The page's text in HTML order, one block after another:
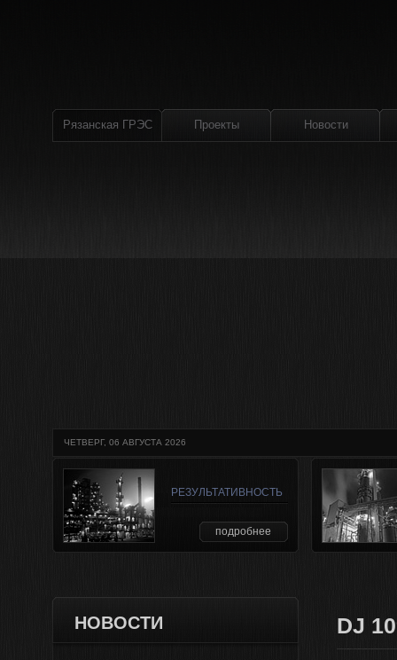
Рязанская ГРЭС Проекты Новости
ЧЕТВЕРГ, 06 АВГУСТА 2026
РЕЗУЛЬТАТИВНОСТЬ
подробнее
НОВОСТИ DJ